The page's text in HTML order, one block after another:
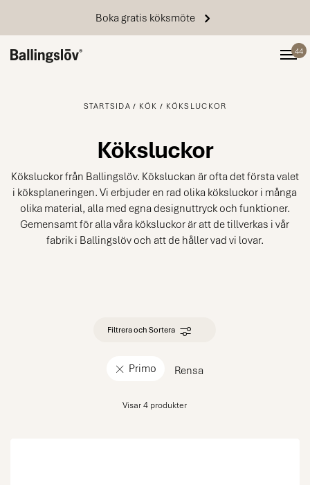
Boka gratis köksmöte
44
STARTSIDA KÖK KÖKSLUCKOR
Köksluckor
Köksluckor från Ballingslöv. Köksluckan är ofta det första valet
i köksplaneringen. Vi erbjuder en rad olika köksluckor i många
olika material, alla med egna designuttryck och funktioner.
Gemensamt för alla våra köksluckor är att de tillverkas i vår
fabrik i Ballingslöv och att de håller vad vi lovar.
Filtrera och Sortera
Primo Rensa
Visar 4 produkter